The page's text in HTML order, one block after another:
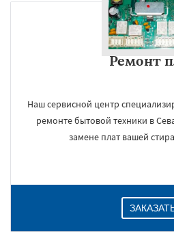
Ремонт
Наш сервисной центр
ремонте бытовой техники в
замене плат вашей